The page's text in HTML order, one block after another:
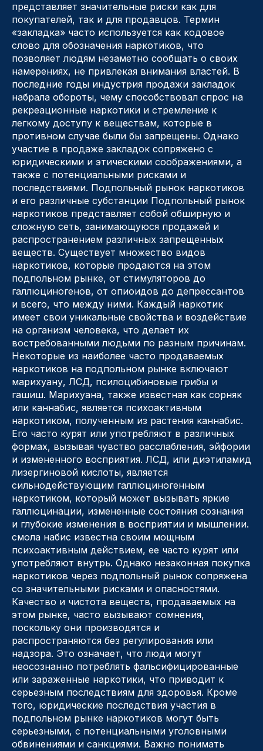
представляет значительные риски как для
покупателей, так и для продавцов. Термин
«закладка» часто используется как кодовое
слово для обозначения наркотиков, что
позволяет людям незаметно сообщать о своих
намерениях, не привлекая внимания властей. В
последние годы индустрия продажи закладок
набрала обороты, чему способствовал спрос на
рекреационные наркотики и стремление к
легкому доступу к веществам, которые в
противном случае были бы запрещены. Однако
участие в продаже закладок сопряжено с
юридическими и этическими соображениями, а
также с потенциальными рисками и
последствиями. Подпольный рынок наркотиков
и его различные субстанции Подпольный рынок
наркотиков представляет собой обширную и
сложную сеть, занимающуюся продажей и
распространением различных запрещенных
веществ. Существует множество видов
наркотиков, которые продаются на этом
подпольном рынке, от стимуляторов до
галлюциногенов, от опиоидов до депрессантов
и всего, что между ними. Каждый наркотик
имеет свои уникальные свойства и воздействие
на организм человека, что делает их
востребованными людьми по разным причинам.
Некоторые из наиболее часто продаваемых
наркотиков на подпольном рынке включают
марихуану, ЛСД, псилоцибиновые грибы и
гашиш. Марихуана, также известная как сорняк
или каннабис, является психоактивным
наркотиком, полученным из растения каннабис.
Его часто курят или употребляют в различных
формах, вызывая чувство расслабления, эйфории
и измененного восприятия. ЛСД, или диэтиламид
лизергиновой кислоты, является
сильнодействующим галлюциногенным
наркотиком, который может вызывать яркие
галлюцинации, измененные состояния сознания
и глубокие изменения в восприятии и мышлении.
смола набис известна своим мощным
психоактивным действием, ее часто курят или
употребляют внутрь. Однако незаконная покупка
наркотиков через подпольный рынок сопряжена
со значительными рисками и опасностями.
Качество и чистота веществ, продаваемых на
этом рынке, часто вызывают сомнения,
поскольку они производятся и
распространяются без регулирования или
надзора. Это означает, что люди могут
неосознанно потреблять фальсифицированные
или зараженные наркотики, что приводит к
серьезным последствиям для здоровья. Кроме
того, юридические последствия участия в
подпольном рынке наркотиков могут быть
серьезными, с потенциальными уголовными
обвинениями и санкциями. Важно понимать